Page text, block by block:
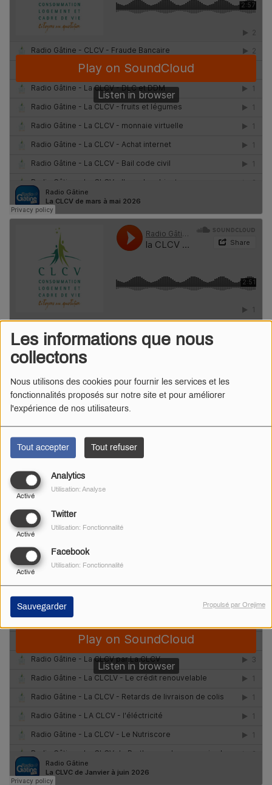
Les informations que nous
collectons
Nous utilisons des cookies pour fournir les services et les
fonctionnalités proposés sur notre site et pour améliorer
l'expérience de nos utilisateurs.
Tout accepter Tout refuser
Analytics
Activé
Utilisation: Analyse
Twitter
Activé
Utilisation: Fonctionnalité
Facebook
Activé
Utilisation: Fonctionnalité
Sauvegarder Propulsé par Orejime
Radio Gâtine